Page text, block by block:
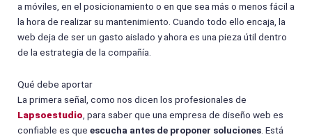
a móviles, en el posicionamiento o en que sea más o menos fácil a
la hora de realizar su mantenimiento. Cuando todo ello encaja, la
web deja de ser un gasto aislado y ahora es una pieza útil dentro
de la estrategia de la compañía.
Qué debe aportar
La primera señal, como nos dicen los profesionales de
Lapsoestudio, para saber que una empresa de diseño web es
confiable es que escucha antes de proponer soluciones. Está